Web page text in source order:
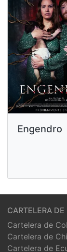
Engendro
CARTELERA DE
Cartelera de
Cartelera de
Cartelera de